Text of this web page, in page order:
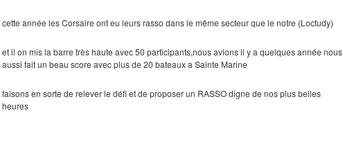
cette année les Corsaire ont eu leurs rasso dans le même secteur que le notre (Loctudy)
et il on mis la barre très haute avec 50 participants,nous avions il y a quelques année nous
aussi fait un beau score avec plus de 20 bateaux a Sainte Marine
faisons en sorte de relever le défi et de proposer un RASSO digne de nos plus belles
heures